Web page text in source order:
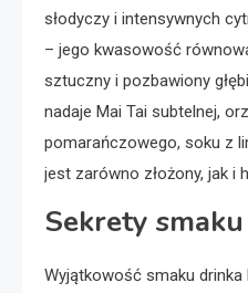
słodyczy i intensywnych
– jego kwasowość
sztuczny i pozbawiony
nadaje Mai Tai subtelnej,
pomarańczowego, soku z
jest zarówno złożony, jak i
Sekrety
Wyjątkowość smaku drinka